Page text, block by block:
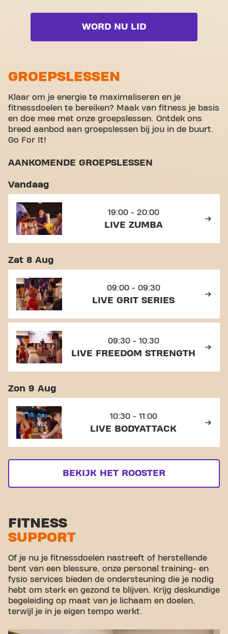
Rolstoeltoegankelijk
Live BodyPump
Live Freedom Strength
Live Shape
Volledige lijst bekijken
Cardio zone
Stretch zone
Rondleiding
WORD NU LID
GROEPSLESSEN
Klaar om je energie te maximaliseren en je
fitnessdoelen te bereiken? Maak van fitness je basis
en doe mee met onze groepslessen. Ontdek ons
breed aanbod aan groepslessen bij jou in de buurt.
Go For It!
AANKOMENDE GROEPSLESSEN
Vandaag
19:00 - 20:00
LIVE ZUMBA
Zat 8 Aug
09:00 - 09:30
LIVE GRIT SERIES
09:30 - 10:30
LIVE FREEDOM STRENGTH
Zon 9 Aug
10:30 - 11:00
LIVE BODYATTACK
BEKIJK HET ROOSTER
FITNESS
SUPPORT
Of je nu je fitnessdoelen nastreeft of herstellende
bent van een blessure, onze personal training- en
fysio services bieden de ondersteuning die je nodig
hebt om sterk en gezond te blijven. Krijg deskundige
begeleiding op maat van je lichaam en doelen,
terwijl je in je eigen tempo werkt.